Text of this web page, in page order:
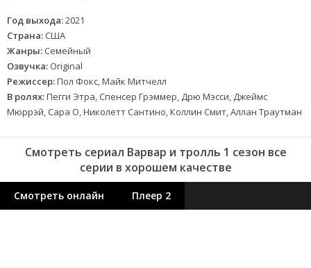
Год выхода:2021
Страна: США
Жанры: Семейный
Озвучка: Original
Режиссер:Пол Фокс, Майк Митчелл
В ролях:Пегги Этра, Спенсер Грэммер, Дрю Мэсси, Джеймс
Мюррэй, Сара О, Николетт Сантино, Коллин Смит, Аллан Траутман
Смотреть сериал Варвар и тролль 1 сезон все
серии в хорошем качестве
Смотреть онлайн Плеер 2